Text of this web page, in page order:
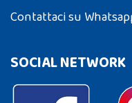
Contattaci su
SOCIAL NETWORK